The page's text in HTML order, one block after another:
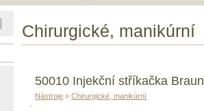
Chirurgické, manikúrní
50010 Injekční stříkačka
Nástroje »Chirurgické, manikúrní